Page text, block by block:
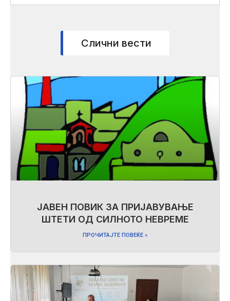
Слични вести
ЈАВЕН ПОВИК ЗА ПРИЈАВУВАЊЕ
ШТЕТИ ОД СИЛНОТО НЕВРЕМЕ
ПРОЧИТАЈТЕ ПОВЕЌЕ »